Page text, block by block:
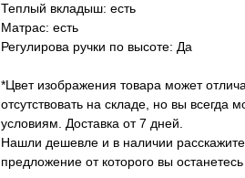
Теплый вкладыш: есть
Матрас: есть
Регулирова ручки по высоте: Да
*Цвет изображения товара может
отсутствовать на складе, но вы всегда
условиям. Доставка от 7 дней.
Нашли дешевле и в наличии
предложение от которого вы